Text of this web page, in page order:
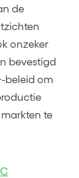
de
onzeker
bevestigd
beleid om
te